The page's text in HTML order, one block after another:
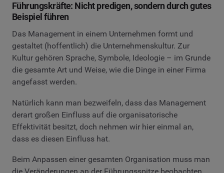
Führungskräfte: Nicht predigen, sondern durch gutes
Beispiel führen
Das Management in einem Unternehmen formt und
gestaltet (hoffentlich) die Unternehmenskultur. Zur
Kultur gehören Sprache, Symbole, Ideologie – im Grunde
die gesamte Art und Weise, wie die Dinge in einer Firma
angefasst werden.
Natürlich kann man bezweifeln, dass das Management
derart großen Einfluss auf die organisatorische
Effektivität besitzt, doch nehmen wir hier einmal an,
dass es diesen Einfluss hat.
Beim Anpassen einer gesamten Organisation muss man